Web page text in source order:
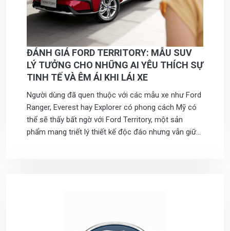
ĐÁNH GIÁ FORD TERRITORY: MẪU SUV
LÝ TƯỞNG CHO NHỮNG AI YÊU THÍCH SỰ
TINH TẾ VÀ ÊM ÁI KHI LÁI XE
Người dùng đã quen thuộc với các mẫu xe như Ford
Ranger, Everest hay Explorer có phong cách Mỹ có
thể sẽ thấy bất ngờ với Ford Territory, một sản
phẩm mang triết lý thiết kế độc đáo nhưng vẫn giữ